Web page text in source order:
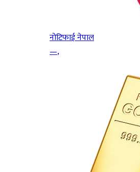
नोटिफाई नेपाल
—,